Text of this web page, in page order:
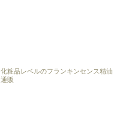
化粧品レベルのフランキンセンス精油
通販